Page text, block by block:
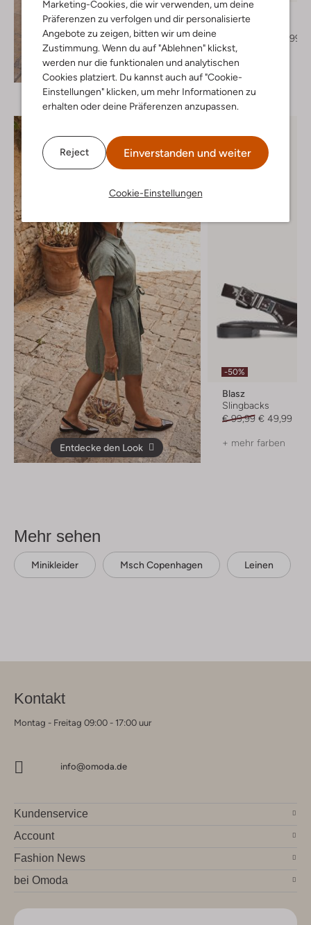
Marketing-Cookies, die wir verwenden, um deine
Präferenzen zu verfolgen und dir personalisierte
Angebote zu zeigen, bitten wir um deine
Zustimmung. Wenn du auf "Ablehnen" klickst,
werden nur die funktionalen und analytischen
Cookies platziert. Du kannst auch auf "Cookie-
Einstellungen" klicken, um mehr Informationen zu
erhalten oder deine Präferenzen anzupassen.
Reject Einverstanden und weiter
Cookie-Einstellungen
Entdecke den Look
Notre-V
Mules
€ 103,99
+ mehr farben
Entdecke den Look
-50%
Blasz
Slingbacks
€ 99,99 € 49,99
+ mehr farben
Mehr sehen
Minikleider Msch Copenhagen Leinen
Kontakt
Montag - Freitag 09:00 - 17:00 uur
info@omoda.de
Kundenservice
Account
Fashion News
bei Omoda